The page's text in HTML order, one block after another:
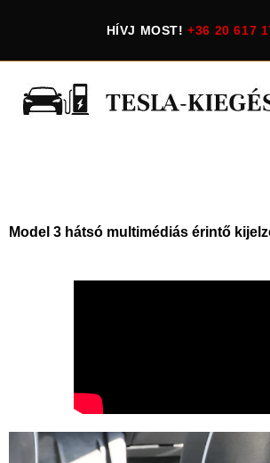
HÍVJ MOST!+36 20 617
Model 3 hátsó multimédiás érintő